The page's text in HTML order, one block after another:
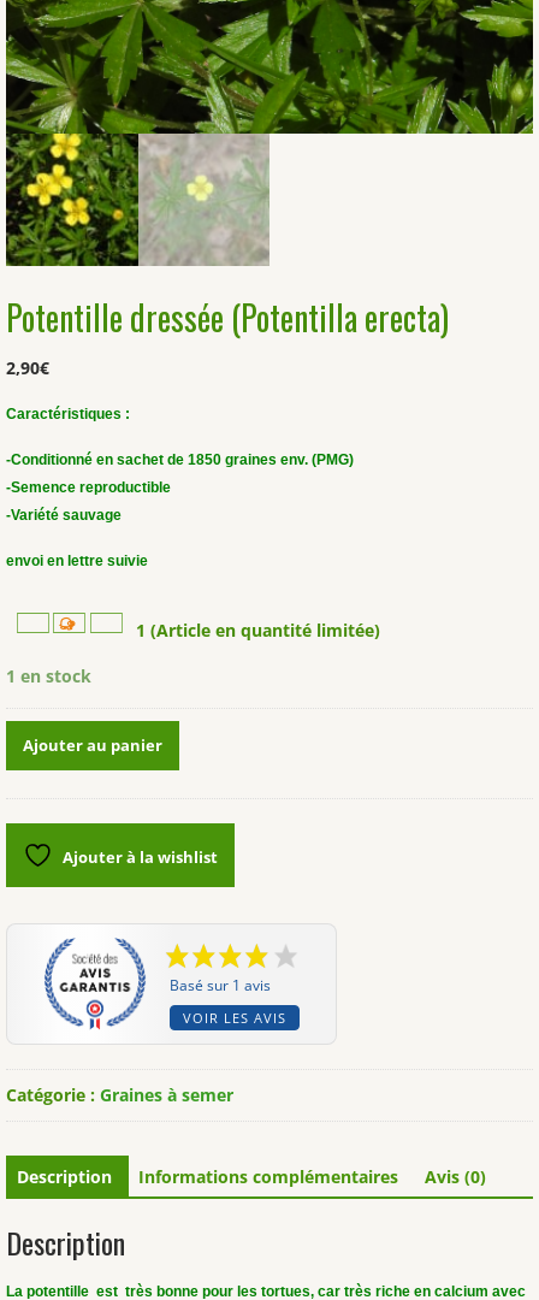
Potentille dressée (Potentilla erecta)
2,90€
Caractéristiques :
-Conditionné en sachet de 1850 graines env. (PMG)
-Semence reproductible
-Variété sauvage
envoi en lettre suivie
1 (Article en quantité limitée)
1 en stock
de
(Potentilla
erecta)
Ajouter au panier
Ajouter à la wishlist
Basé sur 1 avis
VOIR LES AVIS
Catégorie : Graines à semer
Description Informations complémentaires Avis (0)
Description
La potentille est très bonne pour les tortues, car très riche en calcium avec